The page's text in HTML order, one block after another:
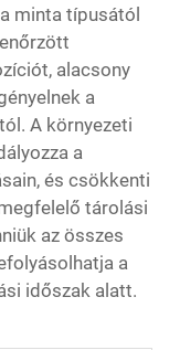
minta típusától
alacsony
a
A környezeti
a
és csökkenti
tárolási
az összes
a
időszak alatt.